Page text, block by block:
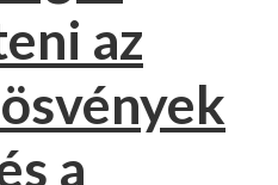
az
a